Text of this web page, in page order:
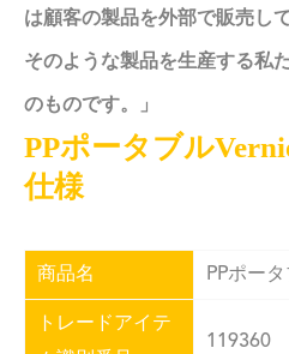
は顧客の製品を外部で販売し
そのような製品を生産する私
のものです。」
PPポータブル
仕様
商品名 PPポー
トレードアイテ
119360